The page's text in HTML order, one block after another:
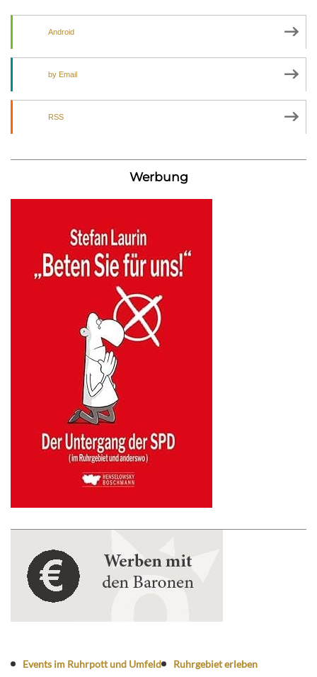
Android
by Email
RSS
Werbung
Events im Ruhrpott und Umfeld Ruhrgebiet erleben